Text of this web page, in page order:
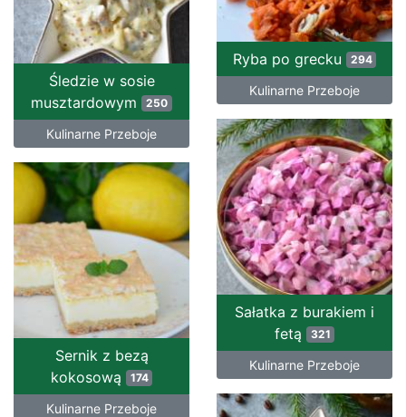
Ryba po grecku 294
Kulinarne Przeboje
Śledzie w sosie
musztardowym 250
Kulinarne Przeboje
Sałatka z burakiem i
fetą
321
Kulinarne Przeboje
Sernik z bezą
kokosową
174
Kulinarne Przeboje